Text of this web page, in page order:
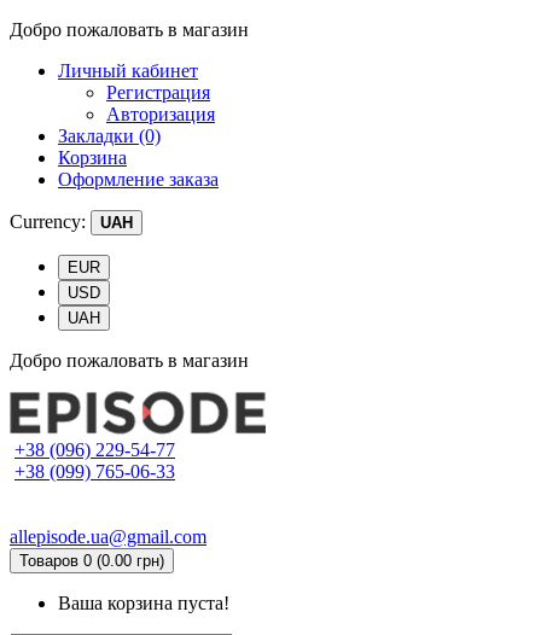
Добро пожаловать в магазин
Личный кабинет
Регистрация
Авторизация
Закладки (0)
Корзина
Оформление заказа
Currency: UAH
EUR
USD
UAH
Добро пожаловать в магазин
+38 (096) 229-54-77
+38 (099) 765-06-33
allepisode.ua@gmail.com
Товаров 0 (0.00 грн)
Ваша корзина пуста!